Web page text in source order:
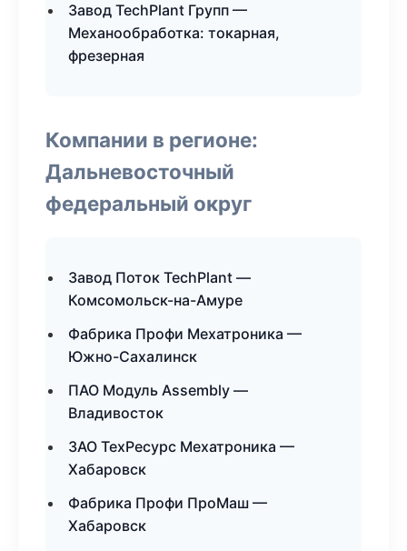
Завод TechPlant Групп —
Механообработка: токарная,
фрезерная
Компании в регионе:
Дальневосточный
федеральный округ
Завод Поток TechPlant —
Комсомольск-на-Амуре
Фабрика Профи Мехатроника —
Южно-Сахалинск
ПАО Модуль Assembly —
Владивосток
ЗАО ТехРесурс Мехатроника —
Хабаровск
Фабрика Профи ПроМаш —
Хабаровск